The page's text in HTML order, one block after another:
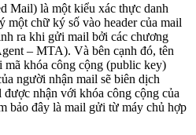
Mail) là một kiểu xác thực danh
một chữ ký số vào header của mail
ra khi gửi mail bởi các chương
– MTA). Và bên cạnh đó, tên
khóa công cộng (public key)
người nhận mail sẽ biên dịch
nhận với khóa công cộng của
bảo đây là mail gửi từ máy chủ hợp